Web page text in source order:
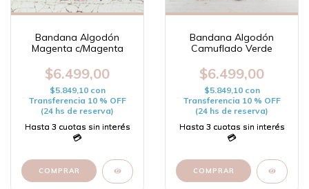
Bandana Algodón
Magenta c/Magenta
$6.499,00
$5.849,10 con
Transferencia 10 % OFF
(24 hs de reserva)
Bandana Algodón
Camuflado Verde
$6.499,00
$5.849,10 con
Transferencia 10 % OFF
(24 hs de reserva)